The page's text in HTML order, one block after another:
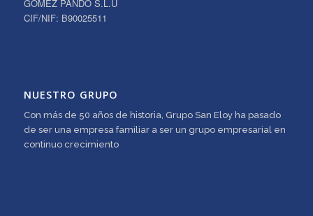
GOMEZ PANDO S.L.U
CIF/NIF: B90025511
NUESTRO GRUPO
Con más de 50 años de historia, Grupo San Eloy ha pasado
de ser una empresa familiar a ser un grupo empresarial en
continuo crecimiento